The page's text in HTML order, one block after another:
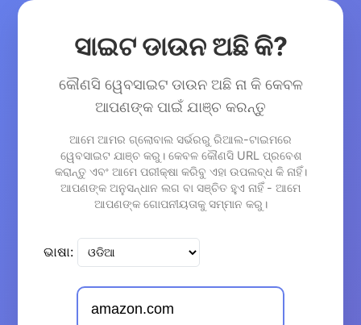
ସାଇଟ ଡାଉନ ଅଛି କି?
କୌଣସି ୱେବସାଇଟ ଡାଉନ ଅଛି ନା କି କେବଳ
ଆପଣଙ୍କ ପାଇଁ ଯାଞ୍ଚ କରନ୍ତୁ
ଆମେ ଆମର ଗ୍ଲୋବାଲ ସର୍ଭରରୁ ରିଆଲ-ଟାଇମରେ
ୱେବସାଇଟ ଯାଞ୍ଚ କରୁ। କେବଳ କୌଣସି URL ପ୍ରବେଶ
କରାନ୍ତୁ ଏବଂ ଆମେ ପରୀକ୍ଷା କରିବୁ ଏହା ଉପଲବ୍ଧ କି ନାହିଁ।
ଆପଣଙ୍କ ଅନୁସନ୍ଧାନ ଲଗ ବା ସଞ୍ଚିତ ହୁଏ ନାହିଁ - ଆମେ
ଆପଣଙ୍କ ଗୋପନୀୟତାକୁ ସମ୍ମାନ କରୁ।
ଭାଷା: